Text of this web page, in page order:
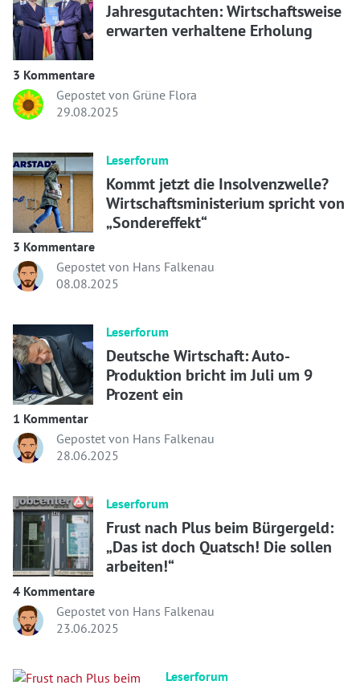
Jahresgutachten: Wirtschaftsweise
erwarten verhaltene Erholung
3 Kommentare
Gepostet von Grüne Flora
29.08.2025
Leserforum
Kommt jetzt die Insolvenzwelle?
Wirtschaftsministerium spricht von
„Sondereffekt“
3 Kommentare
Gepostet von Hans Falkenau
08.08.2025
Leserforum
Deutsche Wirtschaft: Auto-
Produktion bricht im Juli um 9
Prozent ein
1 Kommentar
Gepostet von Hans Falkenau
28.06.2025
Leserforum
Frust nach Plus beim Bürgergeld:
„Das ist doch Quatsch! Die sollen
arbeiten!“
4 Kommentare
Gepostet von Hans Falkenau
23.06.2025
Leserforum